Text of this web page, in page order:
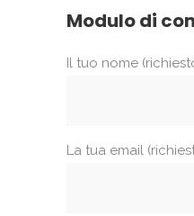
Modulo di
Il tuo nome
La tua email